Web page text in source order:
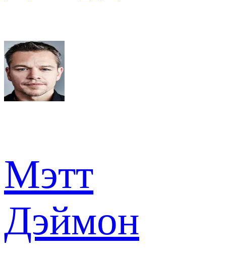
Мэтт
Дэймон